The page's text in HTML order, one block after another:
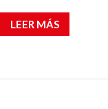
LEER MÁS